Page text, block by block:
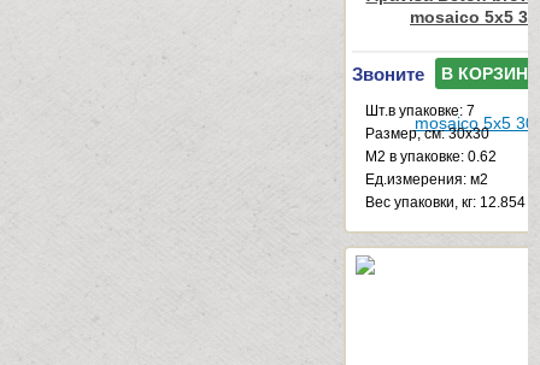
mosaico 5x5
Звоните В КОРЗИНУ
Шт.в упаковке: 7
Размер, см: 30x30
М2 в упаковке: 0.62
Ед.измерения: м2
Веc упаковки, кг: 12.854